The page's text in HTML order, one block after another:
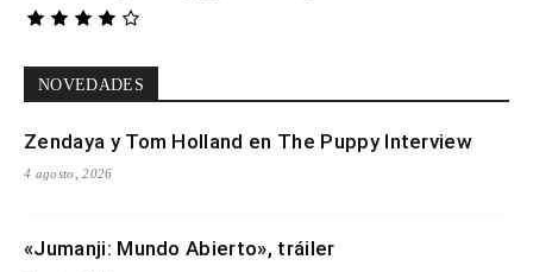
NOVEDADES
Zendaya y Tom Holland en The Puppy Interview
4 agosto, 2026
«Jumanji: Mundo Abierto», tráiler